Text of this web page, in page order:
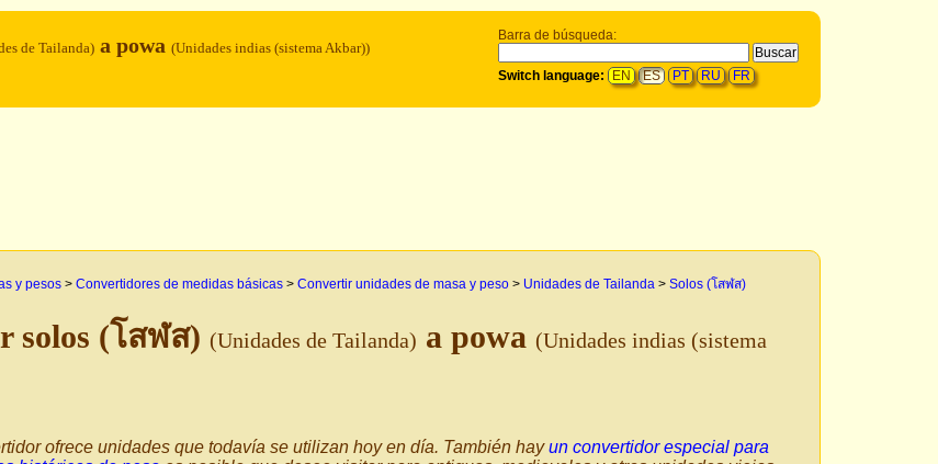
Barra de búsqueda:
Switch language: EN ES PT RU FR
de Tailanda) a powa (Unidades indias (sistema Akbar))
y pesos > Convertidores de medidas básicas > Convertir unidades de masa y peso > Unidades de Tailanda > Solos (โสฬส)
solos (โสฬส) (Unidades de Tailanda) a powa (Unidades indias (sistema
ofrece unidades que todavía se utilizan hoy en día. También hayun convertidor especial para